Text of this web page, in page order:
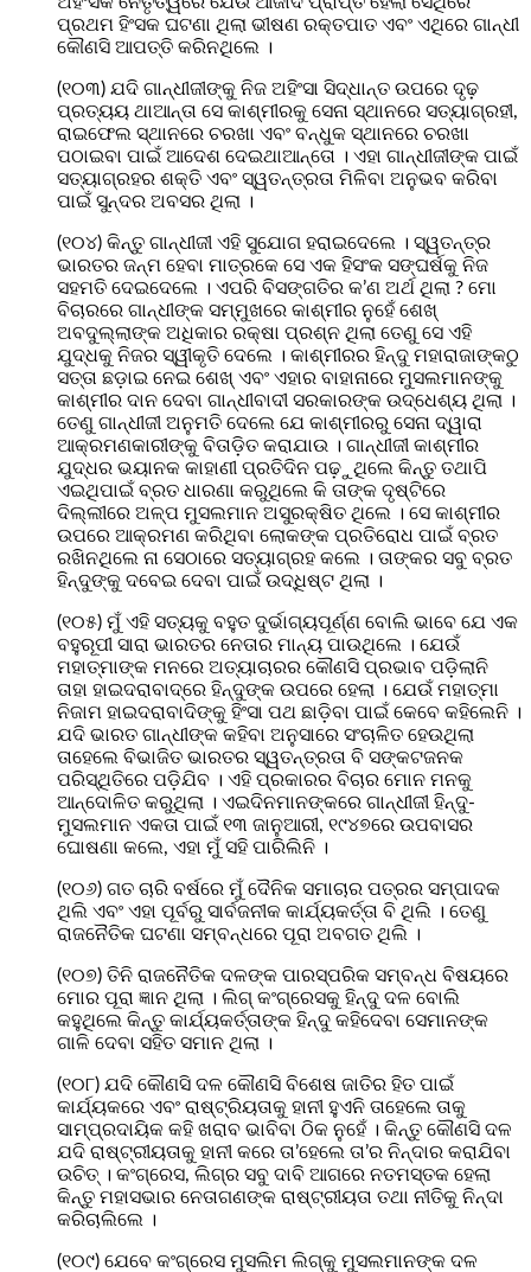
ପ୍ରଥମ ହିଂସକ ଘଟଣା ଥିଲା ଭୀଷଣ ରକ୍ତପାତ ଏବଂ ଏଥିରେ ଗାନ୍ଧୀ
କୌଣସି ଆପତ୍ତି କରିନଥିଲେ ।
(୧୦୩) ଯଦି ଗାନ୍ଧୀଜୀଙ୍କୁ ନିଜ ଅହିଂସା ସିଦ୍ଧାନ୍ତ ଉପରେ ଦୃଢ଼
ପ୍ରତ୍ୟୟ ଥାଆନ୍ତା ସେ କାଶ୍ମୀରକୁ ସେନା ସ୍ଥାନରେ ସତ୍ୟାଗ୍ରହୀ,
ରାଇଫେଲ ସ୍ଥାନରେ ଚରଖା ଏବଂ ବନ୍ଧୁକ ସ୍ଥାନରେ ଚରଖା
ପଠାଇବା ପାଇଁ ଆଦେଶ ଦେଇଥାଆନ୍ତୋ । ଏହା ଗାନ୍ଧୀଜୀଙ୍କ ପାଇଁ
ସତ୍ୟାଗ୍ରହର ଶକ୍ତି ଏବଂ ସ୍ୱତନ୍ତ୍ରତା ମିଳିବା ଅନୁଭବ କରିବା
ପାଇଁ ସୁନ୍ଦର ଅବସର ଥିଲା ।
(୧୦୪) କିନ୍ତୁ ଗାନ୍ଧୀଜୀ ଏହି ସୁଯୋଗ ହରାଇଦେଲେ । ସ୍ୱତନ୍ତ୍ର
ଭାରତର ଜନ୍ମ ହେବା ମାତ୍ରକେ ସେ ଏକ ହିସଂକ ସଙ୍ଘର୍ଷକୁ ନିଜ
ସହମତି ଦେଇଦେଲେ । ଏପରି ବିସଙ୍ଗତିର କ’ଣ ଅର୍ଥ ଥିଲା ? ମୋ
ବିଚାରରେ ଗାନ୍ଧୀଙ୍କ ସମ୍ମୁଖରେ କାଶ୍ମୀର ନୁହେଁ ଶେଖ୍‌
ଅବଦୁଲ୍ଲାଙ୍କ ଅଧିକାର ରକ୍ଷା ପ୍ରଶ୍ନ ଥିଲା ତେଣୁ ସେ ଏହି
ଯୁଦ୍ଧକୁ ନିଜର ସ୍ୱୀକୃତି ଦେଲେ । କାଶ୍ମୀରର ହିନ୍ଦୁ ମହାରାଜାଙ୍କଠୁ
ସତ୍ତା ଛଡ଼ାଇ ନେଇ ଶେଖ୍‌ ଏବଂ ଏହାର ବାହାନାରେ ମୁସଲମାନଙ୍କୁ
କାଶ୍ମୀର ଦାନ ଦେବା ଗାନ୍ଧୀବାଦୀ ସରକାରଙ୍କ ଉଦ୍ଧେଶ୍ୟ ଥିଲା ।
ତେଣୁ ଗାନ୍ଧୀଜୀ ଅନୁମତି ଦେଲେ ଯେ କାଶ୍ମୀରରୁ ସେନା ଦ୍ୱାରା
ଆକ୍ରମଣକାରୀଙ୍କୁ ବିତାଡ଼ିତ କରାଯାଉ । ଗାନ୍ଧୀଜୀ କାଶ୍ମୀର
ଯୁଦ୍ଧର ଭୟାନକ କାହାଣୀ ପ୍ରତିଦିନ ପଢ଼ୁଥିଲେ କିନ୍ତୁ ତଥାପି
ଏଇଥିପାଇଁ ବ୍ରତ ଧାରଣା କରୁଥିଲେ କି ତାଙ୍କ ଦୃଷ୍ଟିରେ
ଦିଲ୍ଲୀରେ ଅଳ୍ପ ମୁସଲମାନ ଅସୁରକ୍ଷିତ ଥିଲେ । ସେ କାଶ୍ମୀର
ଉପରେ ଆକ୍ରମଣ କରିଥିବା ଲୋକଙ୍କ ପ୍ରତିରୋଧ ପାଇଁ ବ୍ରତ
ରଖିନଥିଲେ ନା ସେଠାରେ ସତ୍ୟାଗ୍ରହ କଲେ । ତାଙ୍କର ସବୁ ବ୍ରତ
ହିନ୍ଦୁଙ୍କୁ ଦବେଇ ଦେବା ପାଇଁ ଉଦ୍ଧିଷ୍ଟ ଥିଲା ।
(୧୦୫) ମୁଁ ଏହି ସତ୍ୟକୁ ବହୁତ ଦୁର୍ଭାଗ୍ୟପୂର୍ଣ୍ଣ ବୋଲି ଭାବେ ଯେ ଏକ
ବହୁରୂପୀ ସାରା ଭାରତର ନେତାର ମାନ୍ୟ ପାଉଥିଲେ । ଯେଉଁ
ମହାତ୍ମାଙ୍କ ମନରେ ଅତ୍ୟାଚାରର କୌଣସି ପ୍ରଭାବ ପଡ଼ିଲାନି
ତାହା ହାଇଦରାବାଦ୍‌ରେ ହିନ୍ଦୁଙ୍କ ଉପରେ ହେଲା । ଯେଉଁ ମହାତ୍ମା
ନିଜାମ ହାଇଦରାବାଦିଙ୍କୁ ହିଂସା ପଥ ଛାଡ଼ିବା ପାଇଁ କେବେ କହିଲେନି ।
ଯଦି ଭାରତ ଗାନ୍ଧୀଙ୍କ କହିବା ଅନୁସାରେ ସଂଚାଳିତ ହେଉଥିଲା
ତାହେଲେ ବିଭାଜିତ ଭାରତର ସ୍ୱତନ୍ତ୍ରତା ବି ସଙ୍କଟଜନକ
ପରିସ୍ଥିତିରେ ପଡ଼ିଯିବ । ଏହି ପ୍ରକାରର ବିଚାର ମୋନ ମନକୁ
ଆନ୍ଦୋଳିତ କରୁଥିଲା । ଏଇଦିନମାନଙ୍କରେ ଗାନ୍ଧୀଜୀ ହିନ୍ଦୁ-
ମୁସଲମାନ ଏକତା ପାଇଁ ୧୩ ଜାନୁଆରୀ, ୧୯୪୭ରେ ଉପବାସର
ଘୋଷଣା କଲେ, ଏହା ମୁଁ ସହି ପାରିଲିନି ।
(୧୦୬) ଗତ ଚାରି ବର୍ଷରେ ମୁଁ ଦୈନିକ ସମାଚାର ପତ୍ରର ସମ୍ପାଦକ
ଥିଲି ଏବଂ ଏହା ପୂର୍ବରୁ ସାର୍ବଜନୀକ କାର୍ଯ୍ୟକର୍ତ୍ତା ବି ଥିଲି । ତେଣୁ
ରାଜନୈତିକ ଘଟଣା ସମ୍ବନ୍ଧରେ ପୂରା ଅବଗତ ଥିଲି ।
(୧୦୭) ତିନି ରାଜନୈତିକ ଦଳଙ୍କ ପାରସ୍ପରିକ ସମ୍ବନ୍ଧ ବିଷୟରେ
ମୋର ପୂରା ଜ୍ଞାନ ଥିଲା । ଲିଗ୍‌ କଂଗ୍ରେସକୁ ହିନ୍ଦୁ ଦଳ ବୋଲି
କହୁଥିଲେ କିନ୍ତୁ କାର୍ଯ୍ୟକର୍ତ୍ତାଙ୍କ ହିନ୍ଦୁ କହିଦେବା ସେମାନଙ୍କ
ଗାଳି ଦେବା ସହିତ ସମାନ ଥିଲା ।
(୧୦୮) ଯଦି କୌଣସି ଦଳ କୌଣସି ବିଶେଷ ଜାତିର ହିତ ପାଇଁ
କାର୍ଯ୍ୟକରେ ଏବଂ ରାଷ୍ଟ୍ରିୟତାକୁ ହାନୀ ହୁଏନି ତାହେଲେ ତାକୁ
ସାମ୍ପ୍ରଦାୟିକ କହି ଖରାବ ଭାବିବା ଠିକ ନୁହେଁ । କିନ୍ତୁ କୌଣସି ଦଳ
ଯଦି ରାଷ୍ଟ୍ରୀୟତାକୁ ହାନୀ କରେ ତା’ହେଲେ ତା’ର ନିନ୍ଦାର କରାଯିବା
ଉଚିତ୍ । କଂଗ୍ରେସ, ଲିଗ୍‌ର ସବୁ ଦାବି ଆଗରେ ନତମସ୍ତକ ହେଲା
କିନ୍ତୁ ମହାସଭାର ନେତାଗଣଙ୍କ ରାଷ୍ଟ୍ରୀୟତା ତଥା ନୀତିକୁ ନିନ୍ଦା
କରିଚାଲିଲେ ।
(୧୦୯) ଯେବେ କଂଗ୍ରେସ ମୁସଲିମ ଲିଗ୍‌କୁ ମୁସଲମାନଙ୍କ ଦଳ